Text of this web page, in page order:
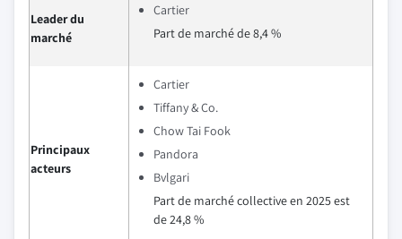
Leader du
marché
Cartier
Part de marché de 8,4 %
Principaux
acteurs
Cartier
Tiffany & Co.
Chow Tai Fook
Pandora
Bvlgari
Part de marché collective en 2025 est
de 24,8 %